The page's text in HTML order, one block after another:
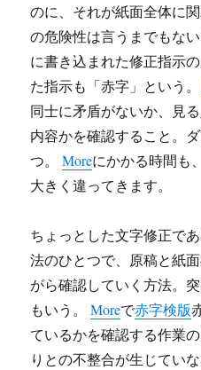
のに、それが紙面全体に
の危険性は言うまでもな
に書き込まれた修正指示
た指示も「赤字」という
同士に矛盾がないか、見
内容かを確認すること。
つ。Moreにかかる時間も
大きく違ってきます。
ちょっとした文字修正で
法のひとつで、原稿と紙
がら確認していく方法。
もいう。Moreで赤字検版
ているかを確認する作業
りとの不整合が生じてい